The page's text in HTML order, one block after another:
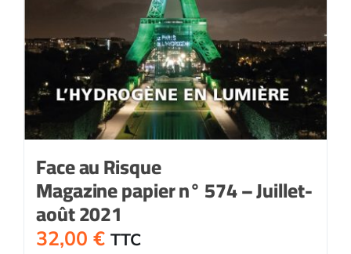
Face au Risque
Magazine papier n° 574 – Juillet-
août 2021
32,00 € TTC